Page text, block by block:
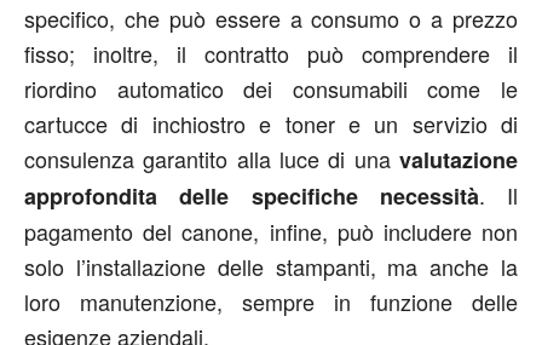
specifico, che può essere a consumo o a prezzo
fisso; inoltre, il contratto può comprendere il
riordino automatico dei consumabili come le
cartucce di inchiostro e toner e un servizio di
consulenza garantito alla luce di una valutazione
approfondita delle specifiche necessità. Il
pagamento del canone, infine, può includere non
solo l’installazione delle stampanti, ma anche la
loro manutenzione, sempre in funzione delle
esigenze aziendali.